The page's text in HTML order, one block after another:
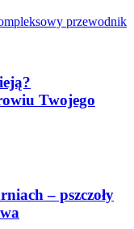
Twojego
– pszczoły